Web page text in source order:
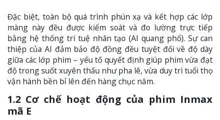
Đặc biệt, toàn bộ quá trình phún xạ và kết hợp các lớp
màng này đều được kiểm soát và đo lường trực tiếp
bằng hệ thống trí tuệ nhân tạo (AI quang phổ). Sự can
thiệp của AI đảm bảo độ đồng đều tuyệt đối về độ dày
giữa các lớp phim – yếu tố quyết định giúp phim vừa đạt
độ trong suốt xuyên thấu như pha lê, vừa duy trì tuổi thọ
vận hành bền bỉ lên đến hàng chục năm.
1.2 Cơ chế hoạt động của phim Inmax
mã E